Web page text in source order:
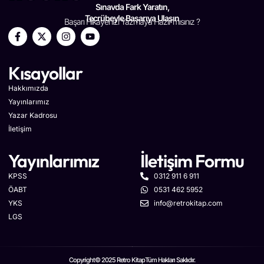
Sınavda Fark Yaratın,
Tecrübeyle Başarıya Ulaşın
Başarı Hikayenizi Yazmaya Hazır mısınız ?
Kısayollar
Hakkımızda
Yayınlarımız
Yazar Kadrosu
İletişim
Yayınlarımız
KPSS
ÖABT
YKS
LGS
İletişim Formu
0312 911 6 911
0531 462 5952
info@retrokitap.com
Copyright© 2025 Retro KitapTüm Hakları Saklıdır.